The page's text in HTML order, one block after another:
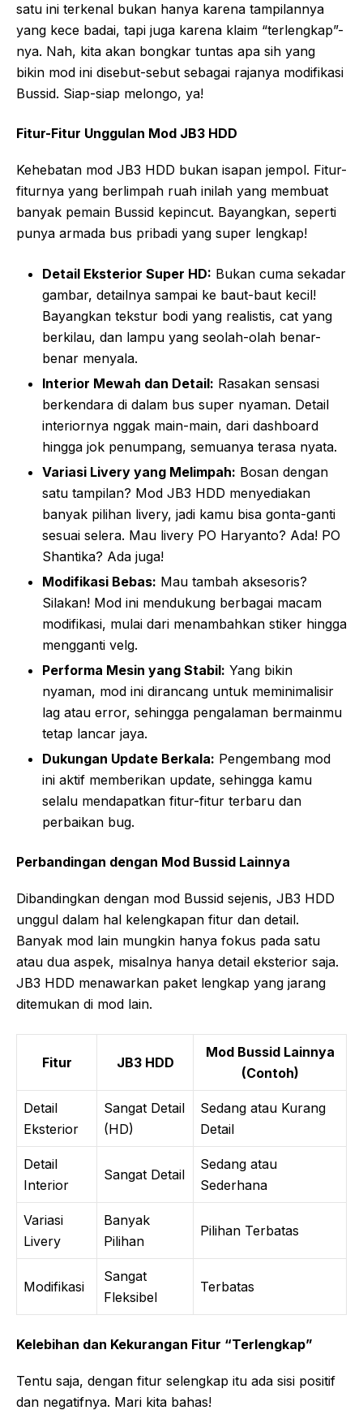
satu ini terkenal bukan hanya karena tampilannya
yang kece badai, tapi juga karena klaim “terlengkap”-
nya. Nah, kita akan bongkar tuntas apa sih yang
bikin mod ini disebut-sebut sebagai rajanya modifikasi
Bussid. Siap-siap melongo, ya!
Fitur-Fitur Unggulan Mod JB3 HDD
Kehebatan mod JB3 HDD bukan isapan jempol. Fitur-
fiturnya yang berlimpah ruah inilah yang membuat
banyak pemain Bussid kepincut. Bayangkan, seperti
punya armada bus pribadi yang super lengkap!
Detail Eksterior Super HD: Bukan cuma sekadar
gambar, detailnya sampai ke baut-baut kecil!
Bayangkan tekstur bodi yang realistis, cat yang
berkilau, dan lampu yang seolah-olah benar-
benar menyala.
Interior Mewah dan Detail: Rasakan sensasi
berkendara di dalam bus super nyaman. Detail
interiornya nggak main-main, dari dashboard
hingga jok penumpang, semuanya terasa nyata.
Variasi Livery yang Melimpah: Bosan dengan
satu tampilan? Mod JB3 HDD menyediakan
banyak pilihan livery, jadi kamu bisa gonta-ganti
sesuai selera. Mau livery PO Haryanto? Ada! PO
Shantika? Ada juga!
Modifikasi Bebas: Mau tambah aksesoris?
Silakan! Mod ini mendukung berbagai macam
modifikasi, mulai dari menambahkan stiker hingga
mengganti velg.
Performa Mesin yang Stabil: Yang bikin
nyaman, mod ini dirancang untuk meminimalisir
lag atau error, sehingga pengalaman bermainmu
tetap lancar jaya.
Dukungan Update Berkala: Pengembang mod
ini aktif memberikan update, sehingga kamu
selalu mendapatkan fitur-fitur terbaru dan
perbaikan bug.
Perbandingan dengan Mod Bussid Lainnya
Dibandingkan dengan mod Bussid sejenis, JB3 HDD
unggul dalam hal kelengkapan fitur dan detail.
Banyak mod lain mungkin hanya fokus pada satu
atau dua aspek, misalnya hanya detail eksterior saja.
JB3 HDD menawarkan paket lengkap yang jarang
ditemukan di mod lain.
Fitur JB3 HDD
Mod Bussid Lainnya
(Contoh)
Detail
Eksterior
Sangat Detail
(HD)
Sedang atau Kurang
Detail
Detail
Interior
Sangat Detail
Sedang atau
Sederhana
Variasi
Livery
Banyak
Pilihan
Pilihan Terbatas
Modifikasi
Sangat
Fleksibel
Terbatas
Kelebihan dan Kekurangan Fitur “Terlengkap”
Tentu saja, dengan fitur selengkap itu ada sisi positif
dan negatifnya. Mari kita bahas!